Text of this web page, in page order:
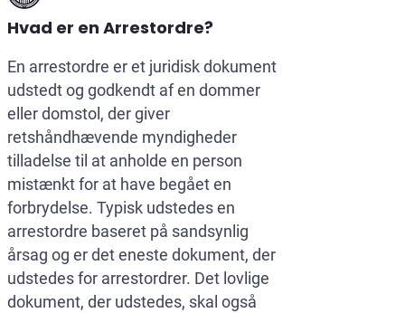
Hvad er en Arrestordre?
En arrestordre er et juridisk dokument
udstedt og godkendt af en dommer
eller domstol, der giver
retshåndhævende myndigheder
tilladelse til at anholde en person
mistænkt for at have begået en
forbrydelse. Typisk udstedes en
arrestordre baseret på sandsynlig
årsag og er det eneste dokument, der
udstedes for arrestordrer. Det lovlige
dokument, der udstedes, skal også